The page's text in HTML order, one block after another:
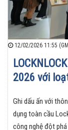
12/02/2026 11:55
2026 với
Ghi dấu ấn với
dụng toàn cầu
công nghệ đột